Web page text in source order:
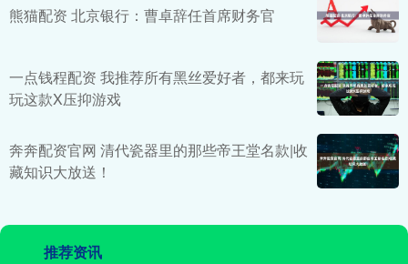
熊猫配资 北京银行：曹卓辞任首席财务官
一点钱程配资 我推荐所有黑丝爱好者，都来玩
玩这款X压抑游戏
奔奔配资官网 清代瓷器里的那些帝王堂名款|收
藏知识大放送！
推荐资讯